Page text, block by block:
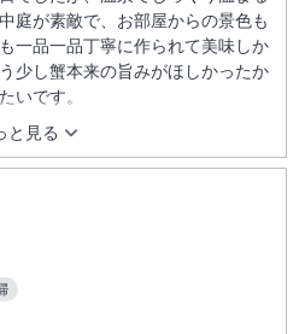
と見る
庭が素敵で、お部屋からの景色も
一品一品丁寧に作られて美味しか
少し蟹本来の旨みがほしかったか
いです。